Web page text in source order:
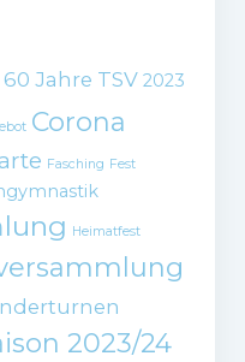
60 Jahre TSV 2023
Corona
Fasching Fest
Heimatfest
2023/24